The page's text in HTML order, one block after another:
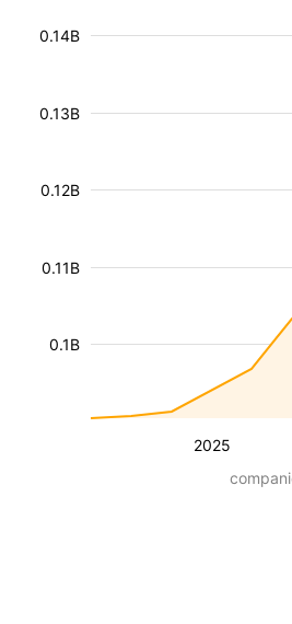
2025
0.1B
0.11B
0.12B
0.13B
0.14B